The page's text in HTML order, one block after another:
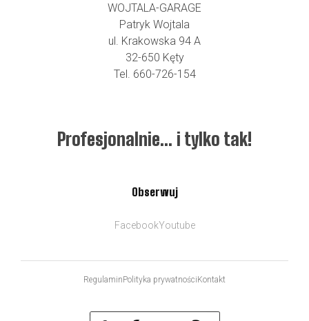
WOJTALA-GARAGE
Patryk Wojtala
ul. Krakowska 94 A
32-650 Kęty
Tel. 660-726-154
Obserwuj
FacebookYoutube
Profesjonalnie… i tylko tak!
RegulaminPolityka prywatnościKontakt